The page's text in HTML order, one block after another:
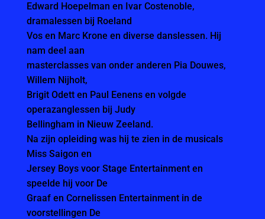
Edward Hoepelman en Ivar Costenoble,
dramalessen bij Roeland
Vos en Marc Krone en diverse danslessen. Hij
nam deel aan
masterclasses van onder anderen Pia Douwes,
Willem Nijholt,
Brigit Odett en Paul Eenens en volgde
operazanglessen bij Judy
Bellingham in Nieuw Zeeland.
Na zijn opleiding was hij te zien in de musicals
Miss Saigon en
Jersey Boys voor Stage Entertainment en
speelde hij voor De
Graaf en Cornelissen Entertainment in de
voorstellingen De